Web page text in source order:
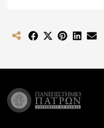
Share Share
(Twitter)
Share Share